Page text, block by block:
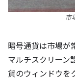
市
暗号通貨は市場が
マルチスクリーン
貨のウィンドウを